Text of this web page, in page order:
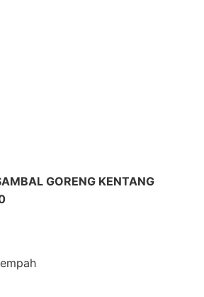
GORENG KENTANG